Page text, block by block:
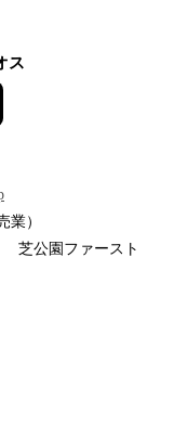
ス
業）
芝公園ファースト